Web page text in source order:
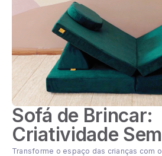
Sofá de Brincar:
Criatividade
Transforme o espaço das crianças com o